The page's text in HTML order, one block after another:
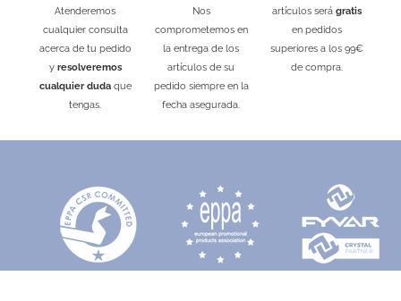
Vaso con luces led 340 ml
20631
Desde 1,73 €
Blanco
Pinza portavasos
Desde 0,08 €
Blanco
RojoAmarillo
VerdeAzul Royal
Atenderemos
cualquier consulta
acerca de tu pedido
y resolveremos
cualquier dudaque
tengas.
Nos
comprometemos en
la entrega de los
artículos de su
pedido siempre en la
fecha asegurada.
artículos será gratis
en pedidos
superiores a los 99€
de compra.